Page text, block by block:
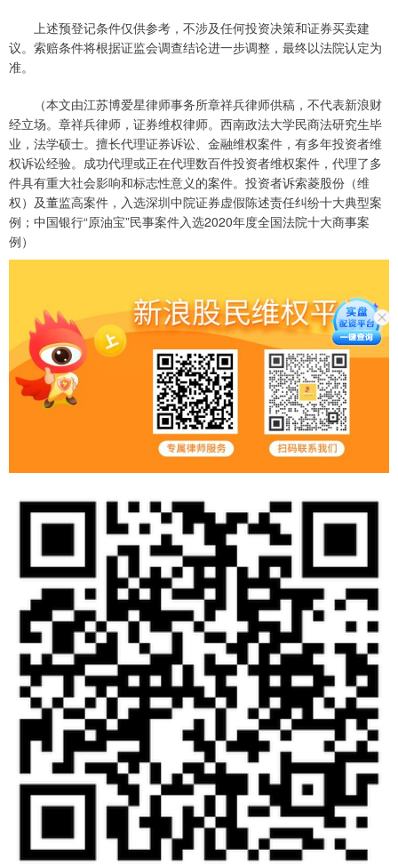
上述预登记条件仅供参考，不涉及任何投资决策和证券买卖建
议。索赔条件将根据证监会调查结论进一步调整，最终以法院认定为
准。
（本文由江苏博爱星律师事务所章祥兵律师供稿，不代表新浪财
经立场。章祥兵律师，证券维权律师。西南政法大学民商法研究生毕
业，法学硕士。擅长代理证券诉讼、金融维权案件，有多年投资者维
权诉讼经验。成功代理或正在代理数百件投资者维权案件，代理了多
件具有重大社会影响和标志性意义的案件。投资者诉索菱股份（维
权）及董监高案件，入选深圳中院证券虚假陈述责任纠纷十大典型案
例；中国银行“原油宝”民事案件入选2020年度全国法院十大商事案
例）